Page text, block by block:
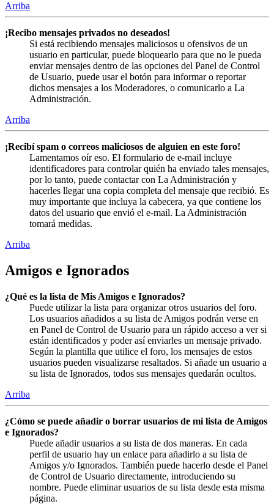
Arriba
¡Recibo mensajes privados no deseados!
Si está recibiendo mensajes maliciosos u ofensivos de un
usuario en particular, puede bloquearlo para que no le pueda
enviar mensajes dentro de las opciones del Panel de Control
de Usuario, puede usar el botón para informar o reportar
dichos mensajes a los Moderadores, o comunicarlo a La
Administración.
Arriba
¡Recibí spam o correos maliciosos de alguien en este foro!
Lamentamos oír eso. El formulario de e-mail incluye
identificadores para controlar quién ha enviado tales mensajes,
por lo tanto, puede contactar con La Administración y
hacerles llegar una copia completa del mensaje que recibió. Es
muy importante que incluya la cabecera, ya que contiene los
datos del usuario que envió el e-mail. La Administración
tomará medidas.
Arriba
Amigos e Ignorados
¿Qué es la lista de Mis Amigos e Ignorados?
Puede utilizar la lista para organizar otros usuarios del foro.
Los usuarios añadidos a su lista de Amigos podrán verse en
en Panel de Control de Usuario para un rápido acceso a ver si
están identificados y poder así enviarles un mensaje privado.
Según la plantilla que utilice el foro, los mensajes de estos
usuarios pueden visualizarse resaltados. Si añade un usuario a
su lista de Ignorados, todos sus mensajes quedarán ocultos.
Arriba
¿Cómo se puede añadir o borrar usuarios de mi lista de Amigos
e Ignorados?
Puede añadir usuarios a su lista de dos maneras. En cada
perfil de usuario hay un enlace para añadirlo a su lista de
Amigos y/o Ignorados. También puede hacerlo desde el Panel
de Control de Usuario directamente, introduciendo su
nombre. Puede eliminar usuarios de su lista desde esta misma
página.